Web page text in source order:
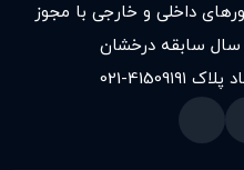
داخلی و خارجی با مجوز
۱۹۱
021-41509